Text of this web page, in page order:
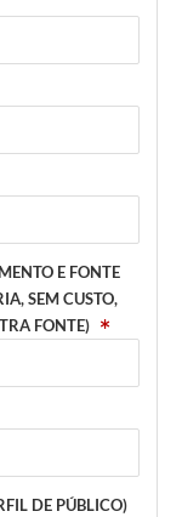
E FONTE
SEM CUSTO,
FONTE)
DE PÚBLICO)